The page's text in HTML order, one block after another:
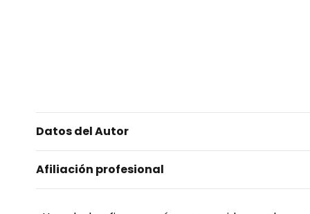
Datos del Autor
Afiliación profesional